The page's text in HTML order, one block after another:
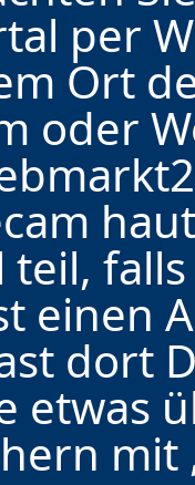
per
Ort
oder
teil,
einen
dort
etwas